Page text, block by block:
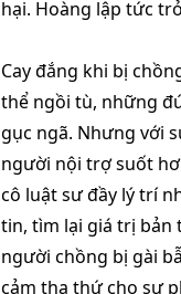
hại. Hoàng lập tức
Cay đắng khi bị
thể ngồi tù, những
gục ngã. Nhưng với
người nội trợ suốt
cô luật sư đầy lý trí
tin, tìm lại giá trị bản
người chồng bị gài
cảm tha thứ cho sự